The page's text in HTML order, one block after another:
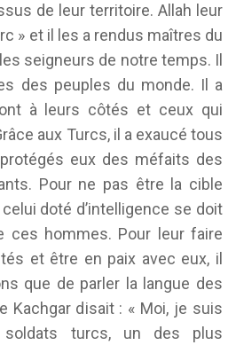
de leur territoire. Allah leur
» et il les a rendus maîtres du
seigneurs de notre temps. Il
des peuples du monde. Il a
à leurs côtés et ceux qui
aux Turcs, il a exaucé tous
eux des méfaits des
Pour ne pas être la cible
doté d’intelligence se doit
ces hommes. Pour leur faire
et être en paix avec eux, il
que de parler la langue des
Kachgar disait : « Moi, je suis
soldats turcs, un des plus